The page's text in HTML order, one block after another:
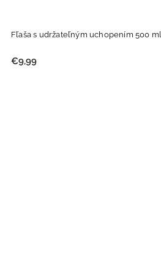
Fľaša s udržateľným uchopením 500
€9,99